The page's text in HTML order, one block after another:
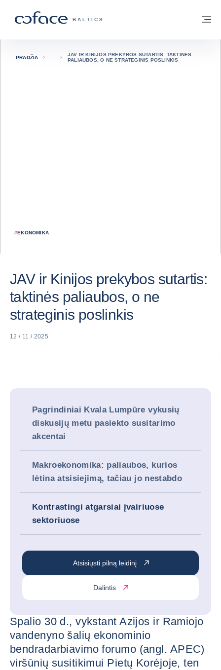
„COFACE“ FOR TRADE - GRUPĖS
BALTICS
Grįžti į pradžią
#EKONOMIKA
PRADŽIA
JAV IR KINIJOS PREKYBOS SUTARTIS: TAKTINĖS
PALIAUBOS, O NE STRATEGINIS POSLINKIS
JAV ir Kinijos prekybos sutartis:
taktinės paliaubos, o ne
strateginis poslinkis
12 / 11 / 2025
Pagrindiniai Kvala Lumpūre vykusių
diskusijų metu pasiekto susitarimo
akcentai
Makroekonomika: paliaubos, kurios
lėtina atsisiejimą, tačiau jo nestabdo
Kontrastingi atgarsiai įvairiuose
sektoriuose
Atsisiųsti pilną leidinį
Dalintis
Spalio 30 d., vykstant Azijos ir Ramiojo
vandenyno šalių ekonominio
bendradarbiavimo forumo (angl. APEC)
viršūnių susitikimui Pietų Korėjoje, ten